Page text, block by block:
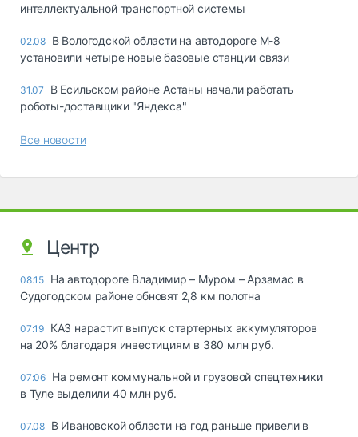
интеллектуальной транспортной системы
02.08 В Вологодской области на автодороге М-8
установили четыре новые базовые станции связи
31.07
В Есильском районе Астаны начали работать
роботы-доставщики "Яндекса"
Все новости
Центр
08:15 На автодороге Владимир – Муром – Арзамас в
Судогодском районе обновят 2,8 км полотна
07:19 КАЗ нарастит выпуск стартерных аккумуляторов
на 20% благодаря инвестициям в 380 млн руб.
07:06 На ремонт коммунальной и грузовой спецтехники
в Туле выделили 40 млн руб.
07.08 В Ивановской области на год раньше привели в